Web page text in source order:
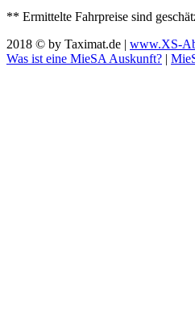
** Ermittelte Fahrpreise sind
2018 © by Taximat.de | www.XS-
Was ist eine MieSA Auskunft? |